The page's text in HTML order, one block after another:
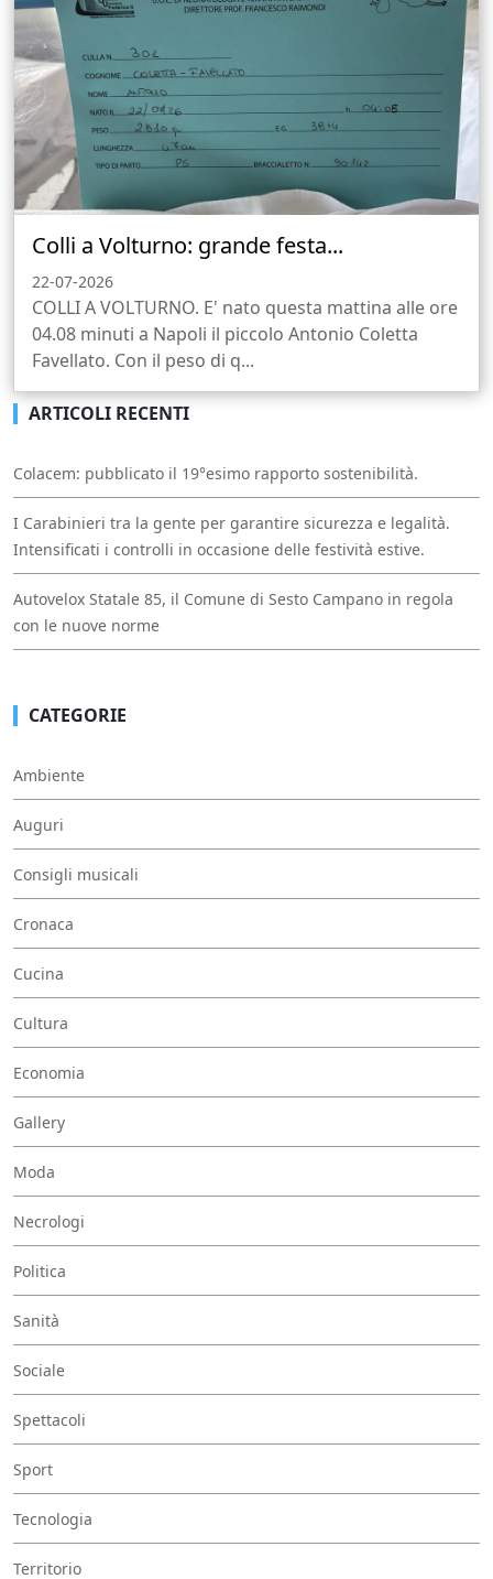
Colli a Volturno: grande festa...
22-07-2026
COLLI A VOLTURNO. E' nato questa mattina alle ore
04.08 minuti a Napoli il piccolo Antonio Coletta
Favellato. Con il peso di q...
ARTICOLI RECENTI
Colacem: pubblicato il 19°esimo rapporto sostenibilità.
I Carabinieri tra la gente per garantire sicurezza e legalità.
Intensificati i controlli in occasione delle festività estive.
Autovelox Statale 85, il Comune di Sesto Campano in regola
con le nuove norme
CATEGORIE
Ambiente
Auguri
Consigli musicali
Cronaca
Cucina
Cultura
Economia
Gallery
Moda
Necrologi
Politica
Sanità
Sociale
Spettacoli
Sport
Tecnologia
Territorio